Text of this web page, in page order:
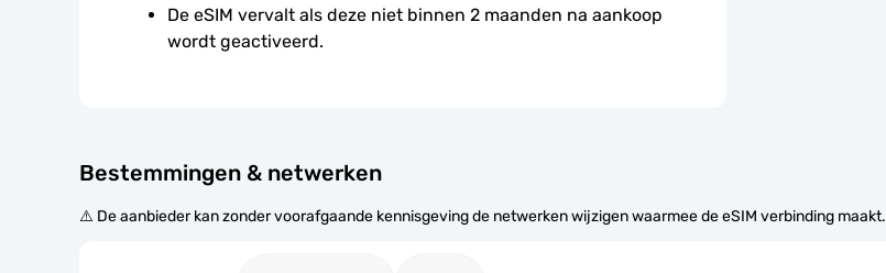
De eSIM vervalt als deze niet binnen 2 maanden na aankoop
wordt geactiveerd.
Bestemmingen & netwerken
⚠️ De aanbieder kan zonder voorafgaande kennisgeving de netwerken wijzigen waarmee de eSIM verbinding maakt.